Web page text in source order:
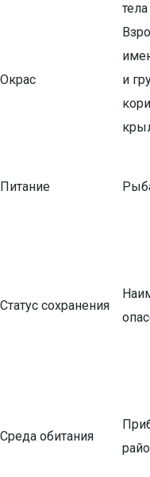
Окрас
и
Питание
Статус сохранения
Среда обитания